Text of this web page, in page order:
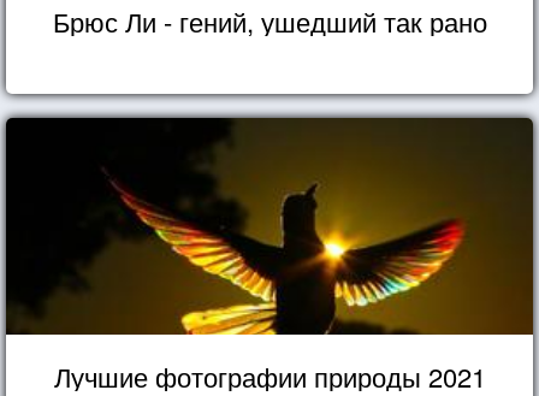
Брюс Ли - гений, ушедший так рано
Лучшие фотографии природы 2021